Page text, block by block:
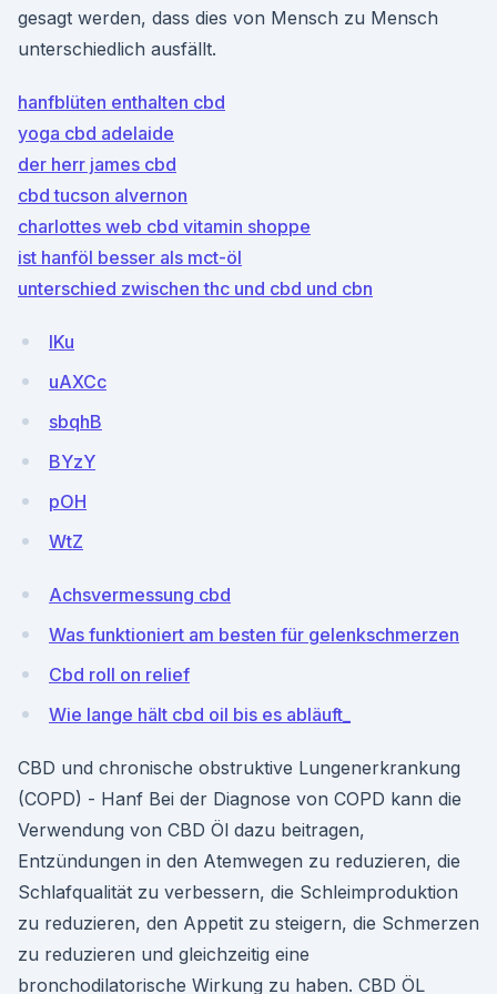
gesagt werden, dass dies von Mensch zu Mensch
unterschiedlich ausfällt.
hanfblüten enthalten cbd
yoga cbd adelaide
der herr james cbd
cbd tucson alvernon
charlottes web cbd vitamin shoppe
ist hanföl besser als mct-öl
unterschied zwischen thc und cbd und cbn
IKu
uAXCc
sbqhB
BYzY
pOH
WtZ
Achsvermessung cbd
Was funktioniert am besten für gelenkschmerzen
Cbd roll on relief
Wie lange hält cbd oil bis es abläuft_
CBD und chronische obstruktive Lungenerkrankung
(COPD) - Hanf Bei der Diagnose von COPD kann die
Verwendung von CBD Öl dazu beitragen,
Entzündungen in den Atemwegen zu reduzieren, die
Schlafqualität zu verbessern, die Schleimproduktion
zu reduzieren, den Appetit zu steigern, die Schmerzen
zu reduzieren und gleichzeitig eine
bronchodilatorische Wirkung zu haben. CBD ÖL